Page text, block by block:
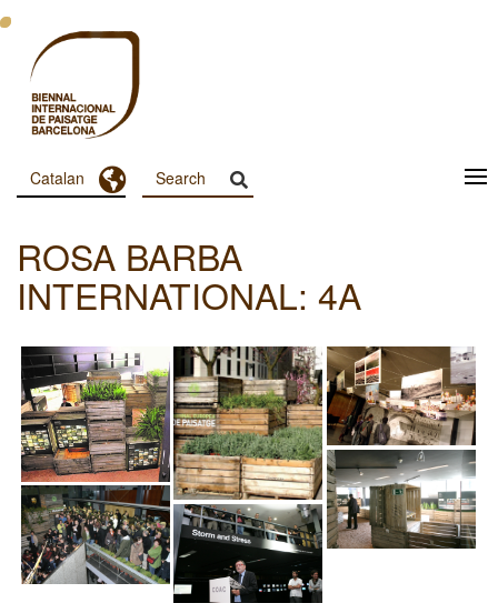
Vés
contingut
Menu
Principal
Dashboard
Catalan Toggle Dropdown
ROSA BARBA
INTERNATIONAL: 4A